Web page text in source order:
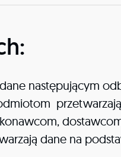
następującym
dane na